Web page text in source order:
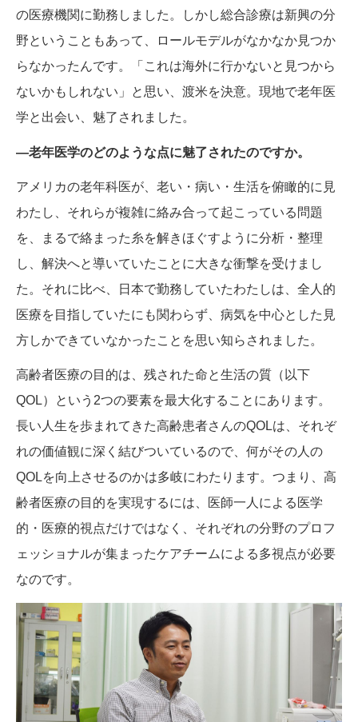
の医療機関に勤務しました。しかし総合診療は新興の分
野ということもあって、ロールモデルがなかなか見つか
らなかったんです。「これは海外に行かないと見つから
ないかもしれない」と思い、渡米を決意。現地で老年医
学と出会い、魅了されました。
―老年医学のどのような点に魅了されたのですか。
アメリカの老年科医が、老い・病い・生活を俯瞰的に見
わたし、それらが複雑に絡み合って起こっている問題
を、まるで絡まった糸を解きほぐすように分析・整理
し、解決へと導いていたことに大きな衝撃を受けまし
た。それに比べ、日本で勤務していたわたしは、全人的
医療を目指していたにも関わらず、病気を中心とした見
方しかできていなかったことを思い知らされました。
高齢者医療の目的は、残された命と生活の質（以下
QOL）という2つの要素を最大化することにあります。
長い人生を歩まれてきた高齢患者さんのQOLは、それぞ
れの価値観に深く結びついているので、何がその人の
QOLを向上させるのかは多岐にわたります。つまり、高
齢者医療の目的を実現するには、医師一人による医学
的・医療的視点だけではなく、それぞれの分野のプロフ
ェッショナルが集まったケアチームによる多視点が必要
なのです。